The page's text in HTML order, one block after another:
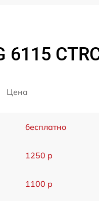
Цена
бесплатно
1250 р
1100 р